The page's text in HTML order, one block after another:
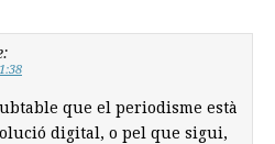
que el periodisme està
digital, o pel que sigui,